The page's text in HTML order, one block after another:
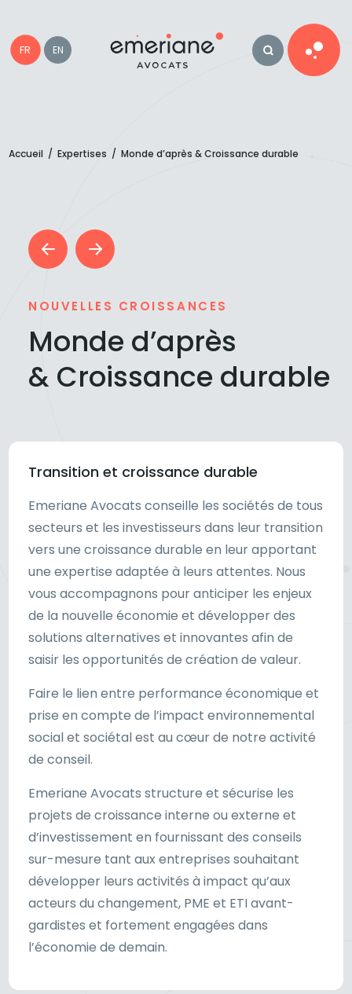
FR EN
Accueil / Expertises / Monde d’après & Croissance durable
NOUVELLES CROISSANCES
Monde d’après
& Croissance durable
Transition et croissance durable
Emeriane Avocats conseille les sociétés de tous
secteurs et les investisseurs dans leur transition
vers une croissance durable en leur apportant
une expertise adaptée à leurs attentes. Nous
vous accompagnons pour anticiper les enjeux
de la nouvelle économie et développer des
solutions alternatives et innovantes afin de
saisir les opportunités de création de valeur.
Faire le lien entre performance économique et
prise en compte de l’impact environnemental
social et sociétal est au cœur de notre activité
de conseil.
Emeriane Avocats structure et sécurise les
projets de croissance interne ou externe et
d’investissement en fournissant des conseils
sur-mesure tant aux entreprises souhaitant
développer leurs activités à impact qu’aux
acteurs du changement, PME et ETI avant-
gardistes et fortement engagées dans
l’économie de demain.